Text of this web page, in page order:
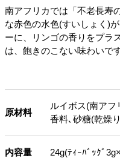
南アフリカでは「不老長寿
な赤色の水色(すいしょく)
ーに、リンゴの香りをプラ
は、飽きのこない味わいです
原材料
ルイボス(南アフ
香料､砂糖(乾燥
内容量 24g(ﾃｨｰﾊﾞｯｸﾞ